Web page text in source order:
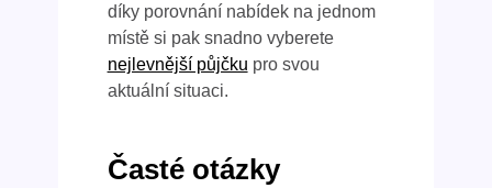
díky porovnání nabídek na jednom
místě si pak snadno vyberete
nejlevnější půjčku pro svou
aktuální situaci.
Časté otázky